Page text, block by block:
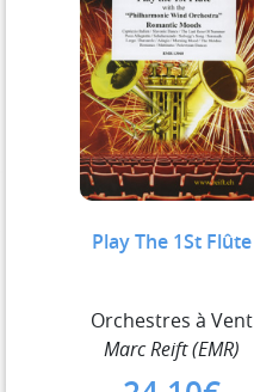
Play The 1St Flûte
Orchestres à Vent
Marc Reift (EMR)